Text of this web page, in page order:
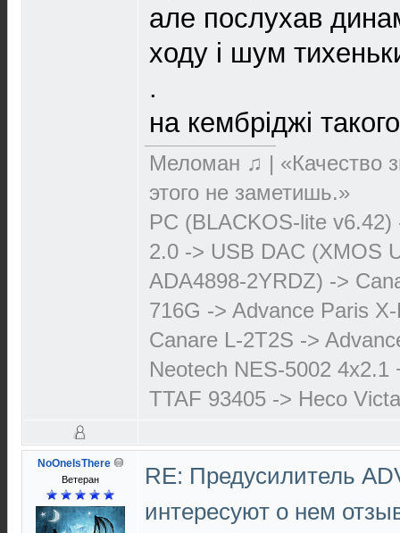
але послухав
ходу і шум
.
на кембріджі
Меломан ♫ | «Качество
этого не заметишь.»
PC (BLACKOS-lite
2.0 -> USB DAC (XMOS
ADA4898-2YRDZ) ->
716G -> Advance Paris
Canare L-2T2S ->
Neotech NES-5002
TTAF 93405 -> Heco
NoOneIsThere
Ветеран
RE: Предусилитель
интересуют о нем